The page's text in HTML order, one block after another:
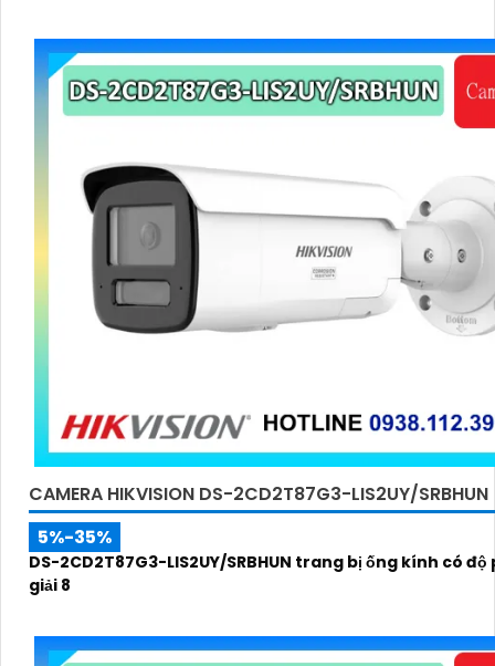
CAMERA HIKVISION DS-2CD2T87G3-LIS2UY/SRBHUN
5%-35%
DS-2CD2T87G3-LIS2UY/SRBHUN trang bị ống kính có độ
giải 8